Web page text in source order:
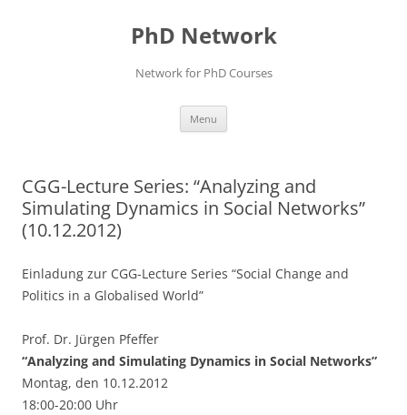
PhD Network
Network for PhD Courses
Menu
CGG-Lecture Series: “Analyzing and
Simulating Dynamics in Social Networks”
(10.12.2012)
Einladung zur CGG-Lecture Series “Social Change and
Politics in a Globalised World”
Prof. Dr. Jürgen Pfeffer
“Analyzing and Simulating Dynamics in Social Networks”
Montag, den 10.12.2012
18:00-20:00 Uhr